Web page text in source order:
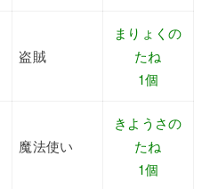
盗賊
まりょくの
たね
1個
魔法使い
きようさの
たね
1個